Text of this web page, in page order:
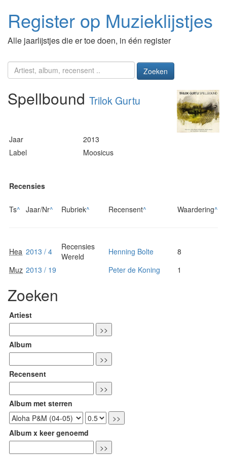
Register op Muzieklijstjes
Alle jaarlijstjes die er toe doen, in één register
Zoeken
Spellbound Trilok Gurtu
Jaar
2013
Label
Moosicus
Recensies
Ts^ Jaar/Nr^ Rubriek^ Recensent^ Waardering^
Hea 2013 / 4
Recensies
Wereld
Henning Bolte
8
Muz 2013 / 19 Peter de Koning 1
Zoeken
Artiest
Album
Recensent
Album met sterren
Album x keer genoemd